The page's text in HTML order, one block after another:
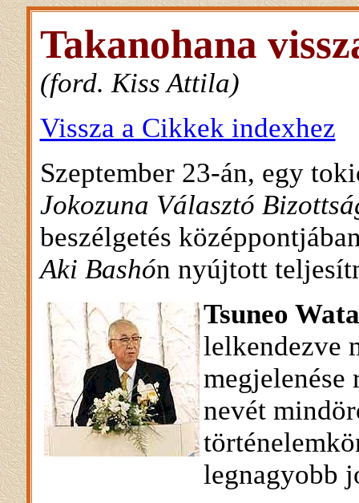
Takanohana
(ford. Kiss Attila)
Vissza a Cikkek indexhez
Szeptember 23-án, egy
Jokozuna Választó
beszélgetés
Aki Bashón nyújtott
Tsuneo
lelkendezve
nevét
legnagyobb